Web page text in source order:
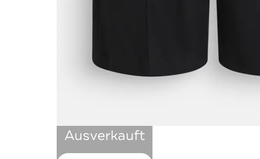
Ausverkauft